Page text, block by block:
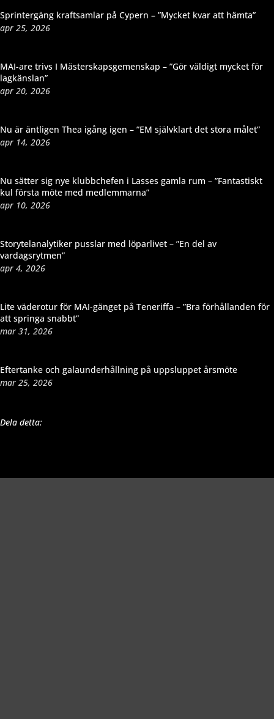
Sprintergäng kraftsamlar på Cypern – ”Mycket kvar att hämta”
apr 25, 2026
MAI-are trivs I Mästerskapsgemenskap – ”Gör väldigt mycket för
lagkänslan”
apr 20, 2026
Nu är äntligen Thea igång igen – ”EM självklart det stora målet”
apr 14, 2026
Nu sätter sig nye klubbchefen i Lasses gamla rum – ”Fantastiskt
kul första möte med medlemmarna”
apr 10, 2026
Storytelanalytiker pusslar med löparlivet – ”En del av
vardagsrytmen”
apr 4, 2026
Lite väderotur för MAI-gänget på Teneriffa – ”Bra förhållanden för
att springa snabbt”
mar 31, 2026
Eftertanke och galaunderhållning på uppsluppet årsmöte
mar 25, 2026
Dela detta: